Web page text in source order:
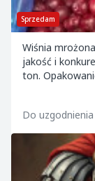
Sprzedam
Wiśnia
jakość i
ton.
Do uzgodnienia